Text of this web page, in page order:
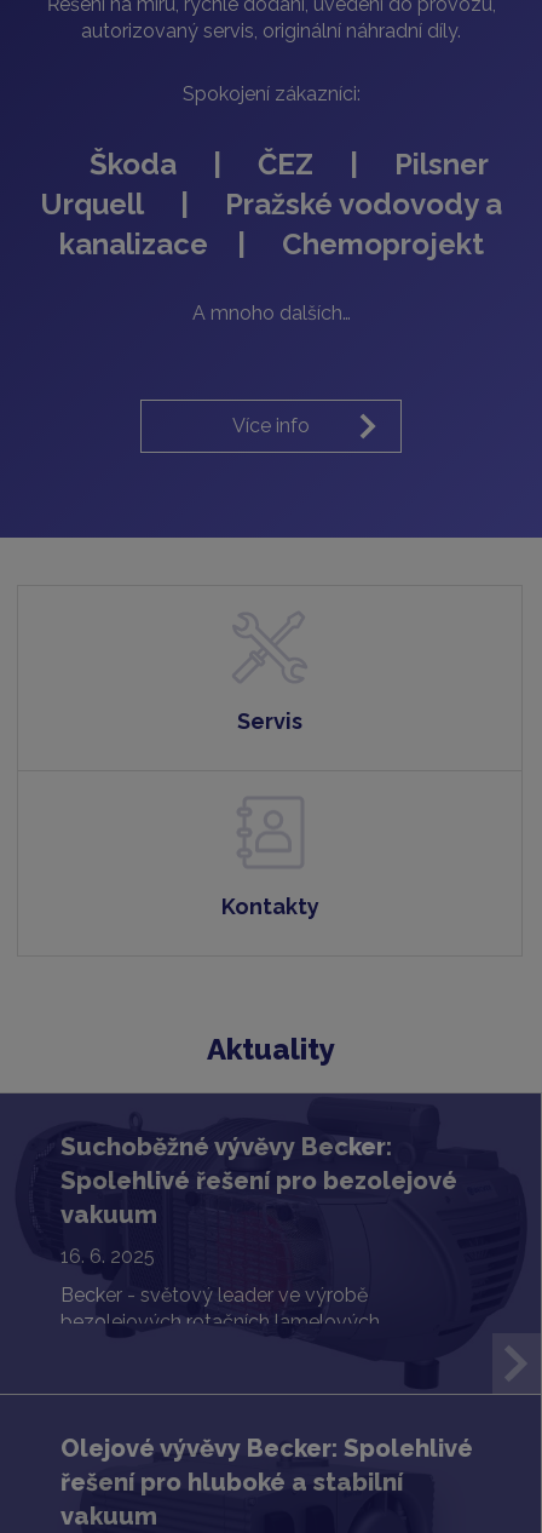
autorizovaný servis, originální náhradní díly.
Spokojení zákazníci:
Škoda | ČEZ | Pilsner
Urquell | Pražské vodovody a
kanalizace | Chemoprojekt
A mnoho dalších…
Více info
Servis
Kontakty
Aktuality
Suchoběžné vývěvy Becker:
Spolehlivé řešení pro bezolejové
vakuum
16. 6. 2025
Becker - světový leader ve výrobě
bezolejových rotačních lamelových
Olejové vývěvy Becker: Spolehlivé
řešení pro hluboké a stabilní
vakuum